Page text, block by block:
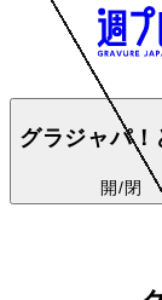
グラジャパ！
開/閉